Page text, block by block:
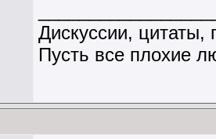
Дискуссии, цитаты,
Пусть все плохие